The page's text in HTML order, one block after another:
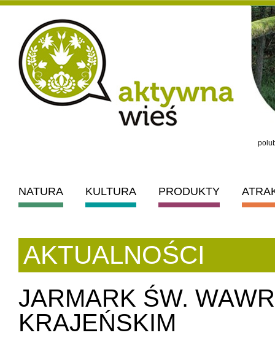
NATURA KULTURA PRODUKTY
AKTUALNOŚCI
JARMARK ŚW.
KRAJEŃSKIM